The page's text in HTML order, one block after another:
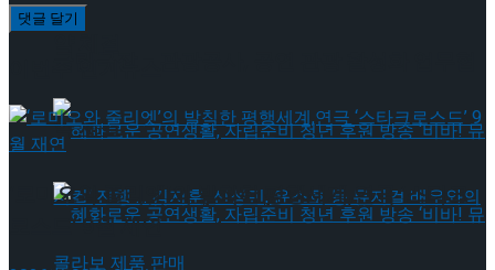
약 체결
‘로미오와 줄리엣’의 발칙한 평행세계,연극 ‘스타크
로스드’ 9월 재연